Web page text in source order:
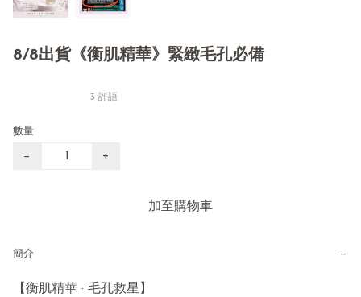
8/8出貨《衡肌精華》緊緻毛孔必備
3 評語
數量
− +
加至購物車
簡介 −
【衡肌精華 · 毛孔救星】